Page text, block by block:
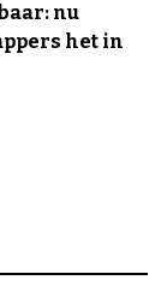
nu
het in